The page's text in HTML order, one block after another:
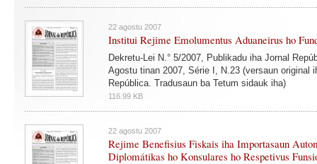
22 agostu 2007
Institui Rejime Emolumentus Aduaneirus ho
Dekretu-Lei N.° 5/2007, Publikadu iha Jornal
Agostu tinan 2007, Série I, N.23 (versaun original
República. Tradusaun ba Tetum sidauk iha)
116.99 KB
22 agostu 2007
Rejime Benefisius Fiskais iha Importasaun
Diplomátikas ho Konsulares ho Respetivus